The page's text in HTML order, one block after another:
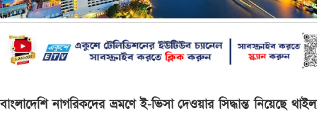
বাংলাদেশি নাগরিকদের ভ্রমণে ই-ভিসা দেওয়ার সিদ্ধান্ত নিয়েছে